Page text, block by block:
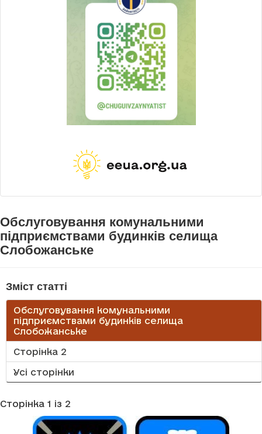
Обслуговування комунальними
підприємствами будинків селища
Слобожанське
Зміст статті
Обслуговування комунальними
підприємствами будинків селища
Слобожанське
Сторінка 2
Усі сторінки
Сторінка 1 із 2